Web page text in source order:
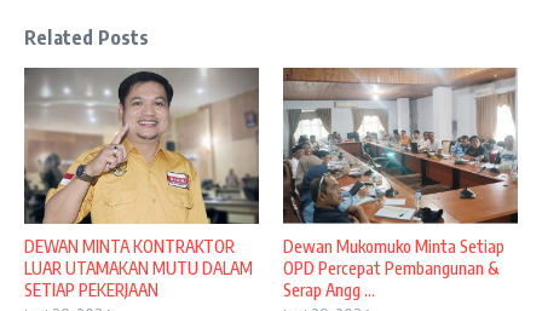
Related Posts
DEWAN MINTA KONTRAKTOR
LUAR UTAMAKAN MUTU DALAM
SETIAP PEKERJAAN
Dewan Mukomuko Minta Setiap
OPD Percepat Pembangunan &
Serap Angg ...